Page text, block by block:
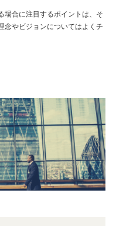
場合に注目するポイントは、そ
念やビジョンについてはよくチ